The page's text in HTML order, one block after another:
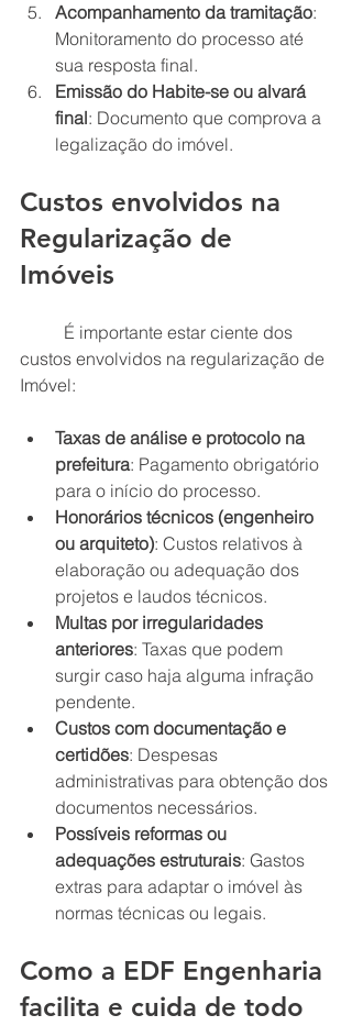
Acompanhamento da tramitação:
Monitoramento do processo até
sua resposta final.
Emissão do Habite-se ou alvará
final: Documento que comprova a
legalização do imóvel.
Custos envolvidos na
Regularização de
Imóveis
custos envolvidos na regularização de
Imóvel:
Taxas de análise e protocolo na
prefeitura: Pagamento obrigatório
para o início do processo.
Honorários técnicos (engenheiro
ou arquiteto): Custos relativos à
elaboração ou adequação dos
projetos e laudos técnicos.
Multas por irregularidades
anteriores: Taxas que podem
surgir caso haja alguma infração
pendente.
Custos com documentação e
certidões: Despesas
administrativas para obtenção dos
documentos necessários.
Possíveis reformas ou
adequações estruturais: Gastos
extras para adaptar o imóvel às
normas técnicas ou legais.
Como a EDF Engenharia
facilita e cuida de todo